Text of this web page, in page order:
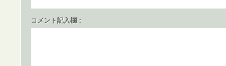
コメント記入欄：